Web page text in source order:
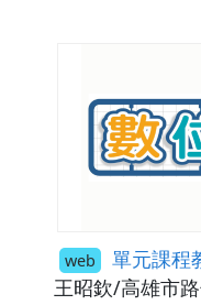
web 單元課程
王昭欽/高雄市